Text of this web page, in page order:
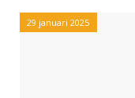
29 januari 2025